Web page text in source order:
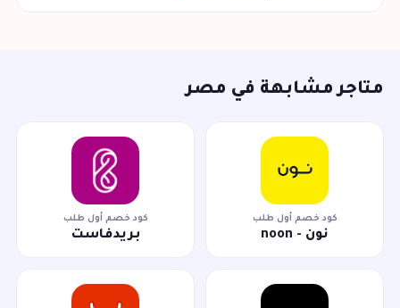
متاجر مشابهة في مصر
كود خصم أول طلب
نون - noon
كود خصم أول طلب
بريدفاست